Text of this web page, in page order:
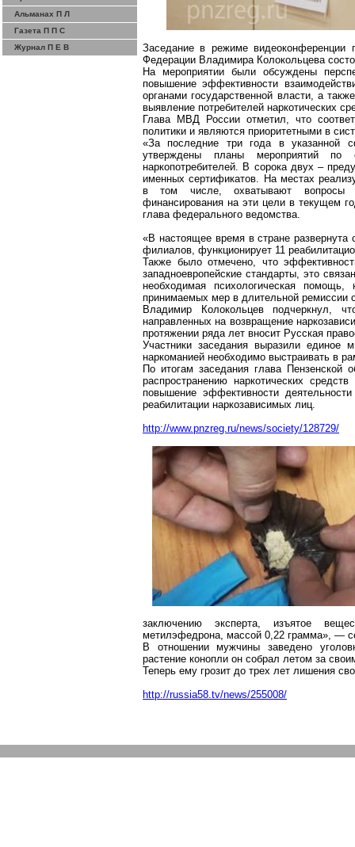
Альманах П Л
Газета П П С
Журнал П Е В
Заседание в режиме видеоконференции
Федерации Владимира Колокольцева
На мероприятии были обсуждены
повышение эффективности
органами государственной власти, а
выявление потребителей наркотических
Глава МВД России отметил, что
политики и являются приоритетными в
«За последние три года в указанной
утверждены планы мероприятий по
наркопотребителей. В сорока двух –
именных сертификатов. На местах
в том числе, охватывают
финансирования на эти цели в текущем
глава федерального ведомства.
«В настоящее время в стране развернута
филиалов, функционирует 11
Также было отмечено, что
западноевропейские стандарты, это
необходимая психологическая
принимаемых мер в длительной ремиссии
Владимир Колокольцев подчеркнул,
направленных на возвращение
протяжении ряда лет вносит Русская
Участники заседания выразили единое
наркоманией необходимо выстраивать в
По итогам заседания глава Пензенской
распространению наркотических
повышение эффективности
реабилитации наркозависимых лиц.
http://www.pnzreg.ru/news/society/128729/
заключению эксперта, изъятое
метилэфедрона, массой 0,22 грамма», —
В отношении мужчины заведено
растение конопли он собрал летом за
Теперь ему грозит до трех лет лишения
http://russia58.tv/news/255008/